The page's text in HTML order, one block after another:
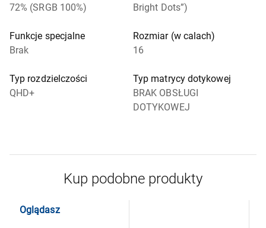
72% (SRGB 100%)
Bright Dots”)
Funkcje specjalne
Brak
Rozmiar (w calach)
16
Typ rozdzielczości
QHD+
Typ matrycy dotykowej
BRAK OBSŁUGI
DOTYKOWEJ
Kup podobne produkty
Oglądasz